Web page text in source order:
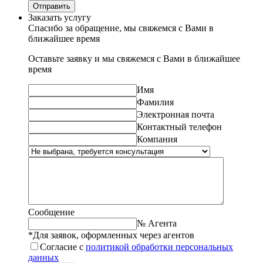
Отправить
Заказать услугу
Спасибо за обращение, мы свяжемся с Вами в
ближайшее время
Оставьте заявку и мы свяжемся с Вами в ближайшее
время
Имя
Фамилия
Электронная почта
Контактный телефон
Компания
Сообщение
№ Агента
*Для заявок, оформленных через агентов
Согласие с политикой обработки персональных
данных